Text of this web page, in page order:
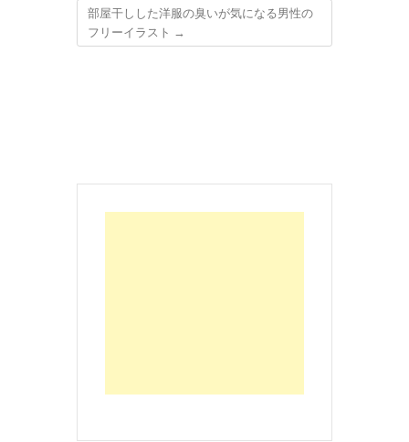
部屋干しした洋服の臭いが気になる男性の
フリーイラスト →